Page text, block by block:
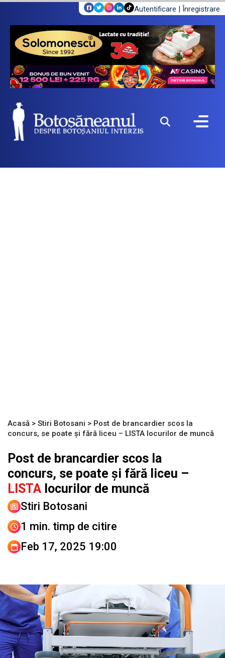
Autentificare | Înregistrare
Acasă > Stiri Botosani > Post de brancardier scos la
concurs, se poate și fără liceu – LISTA locurilor de muncă
Post de brancardier scos la
concurs, se poate și fără liceu –
LISTA locurilor de muncă
Stiri Botosani
1 min. timp de citire
Feb 17, 2025 19:00